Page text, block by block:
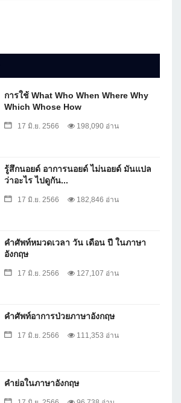
การใช้ What Who When Where Why
Which Whose How
17 มิ.ย. 2566 198,090 อ่าน
รู้สึกนอยด์ อาการนอยด์ ไม่นอยด์ มันแปล
ว่าอะไร ไปดูกัน...
17 มิ.ย. 2566 182,846 อ่าน
คำศัพท์หมวดเวลา วัน เดือน ปี ในภาษา
อังกฤษ
17 มิ.ย. 2566 127,107 อ่าน
คำศัพท์อาการป่วยภาษาอังกฤษ
17 มิ.ย. 2566 111,353 อ่าน
คำย่อในภาษาอังกฤษ